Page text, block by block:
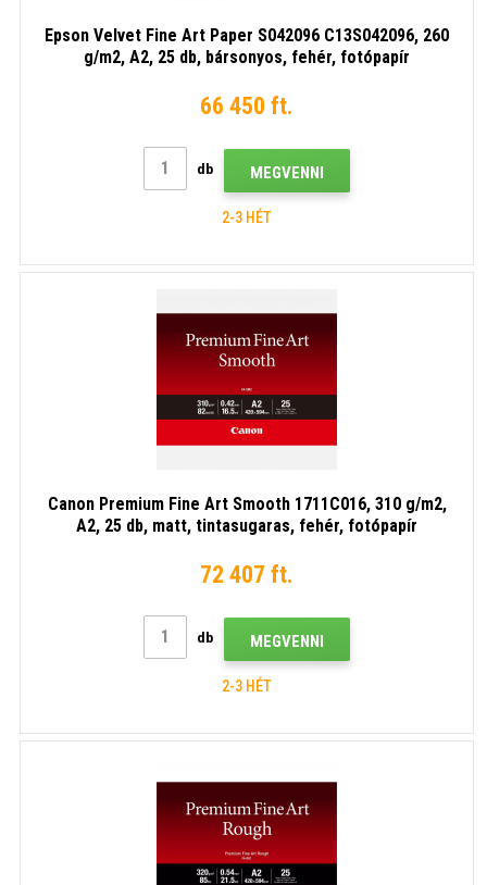
Epson Velvet Fine Art Paper S042096 C13S042096, 260
g/m2, A2, 25 db, bársonyos, fehér, fotópapír
66 450 ft.
db MEGVENNI
2-3 HÉT
Canon Premium Fine Art Smooth 1711C016, 310 g/m2,
A2, 25 db, matt, tintasugaras, fehér, fotópapír
72 407 ft.
db MEGVENNI
2-3 HÉT